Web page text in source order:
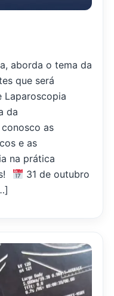
aborda o tema da
que será
Laparoscopia
da
as
e as
na prática
31 de outubro